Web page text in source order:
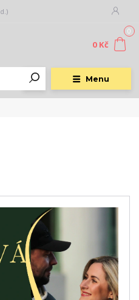
Menu
0
0 Kč